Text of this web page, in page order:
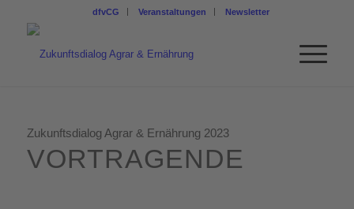
dfvCG Veranstaltungen Newsletter
Zukunftsdialog Agrar & Ernährung 2023
VORTRAGENDE